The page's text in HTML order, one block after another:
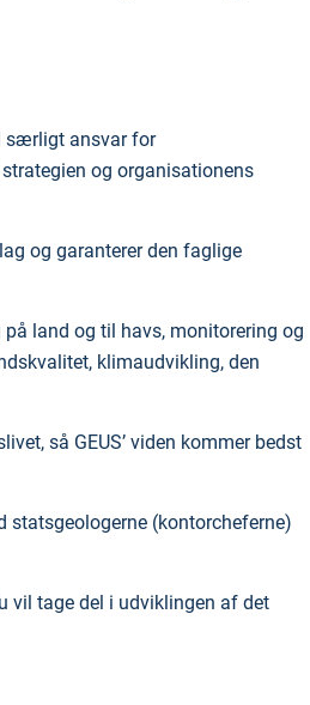
særligt ansvar for
og organisationens
og garanterer den faglige
land og til havs, monitorering og
klimaudvikling, den
så GEUS’ viden kommer bedst
statsgeologerne (kontorcheferne)
vil tage del i udviklingen af det